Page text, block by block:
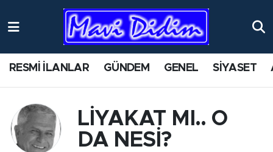
RESMİ İLANLAR GÜNDEM GENEL SİYASET
LİYAKAT MI.. O
DA NESİ?